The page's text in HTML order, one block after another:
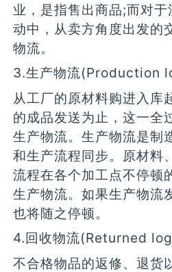
业，是指售出商品;而对
动中，从卖方角度出发的
物流。
3.生产物流(Production
从工厂的原材料购进入库
的成品发送为止，这一全
生产物流。生产物流是制
和生产流程同步。原材料
流程在各个加工点不停顿
生产物流。如果生产物流
也将随之停顿。
4.回收物流(Returned
不合格物品的返修、退货